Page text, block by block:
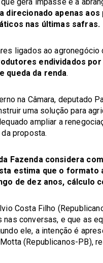
direcionado apenas
nas últimas safras.
ligados ao
endividados
queda da renda.
na Câmara, deputado
uma solução para
ampliar a
proposta.
Fazenda considera
estima que o
de dez anos, cálculo
Costa Filho
nas conversas, e que as
ele, a intenção é
Motta (Republicanos-PB),